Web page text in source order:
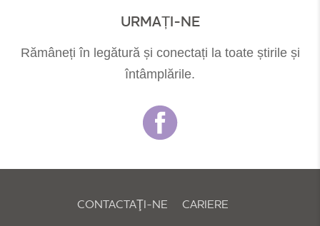
URMAȚI-NE
Rămâneți în legătură și conectați la toate știrile și
întâmplările.
CONTACTAŢI-NE CARIERE